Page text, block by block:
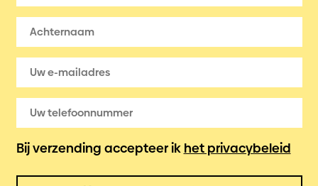
Bij verzending accepteer ik het privacybeleid